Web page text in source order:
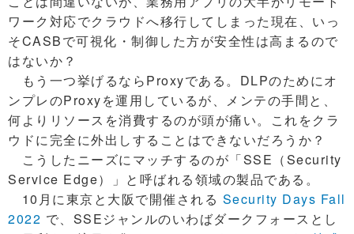
ワーク対応でクラウドへ移行してしまった現在、いっ
そCASBで可視化・制御した方が安全性は高まるので
はないか？
もう一つ挙げるならProxyである。DLPのためにオ
ンプレのProxyを運用しているが、メンテの手間と、
何よりリソースを消費するのが頭が痛い。これをクラ
ウドに完全に外出しすることはできないだろうか？
こうしたニーズにマッチするのが「SSE（Security
Service Edge）」と呼ばれる領域の製品である。
10月に東京と大阪で開催される Security Days Fall
2022 で、SSEジャンルのいわばダークフォースとし